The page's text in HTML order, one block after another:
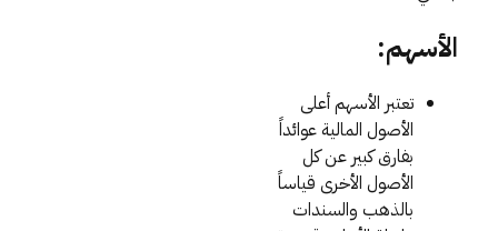
الأسهم:
تعتبر الأسهم أعلى
الأصول المالية عوائداً
بفارق كبير عن كل
الأصول الأخرى قياساً
بالذهب والسندات